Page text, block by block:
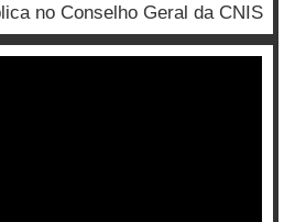
no Conselho Geral da CNIS